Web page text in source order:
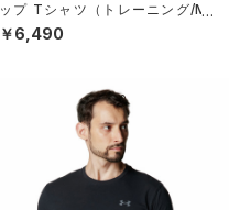
ップ Tシャツ（トレーニング/ME
N）
￥6,490